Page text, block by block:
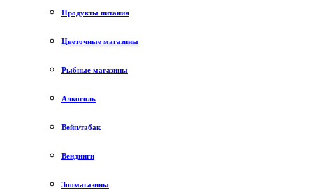
Продукты питания
Цветочные магазины
Рыбные магазины
Алкоголь
Вейп/табак
Вендинги
Зоомагазины